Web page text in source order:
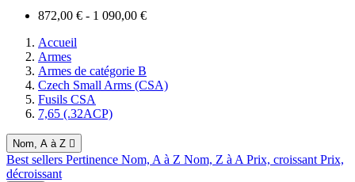
872,00 € - 1 090,00 €
Accueil
Armes
Armes de catégorie B
Czech Small Arms (CSA)
Fusils CSA
7,65 (.32ACP)
Nom, A à Z 
Best sellers Pertinence Nom, A à Z Nom, Z à A Prix, croissant Prix,
décroissant